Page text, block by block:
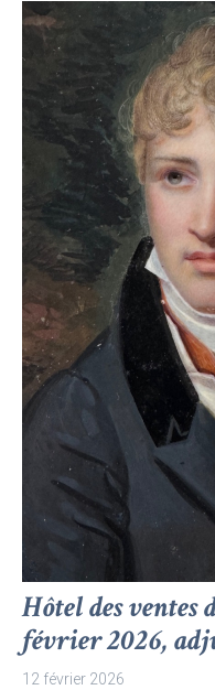
Hôtel des ventes
février 2026,
12 février 2026